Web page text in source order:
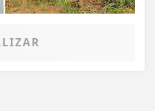
melhorar sua
com nossos Termos